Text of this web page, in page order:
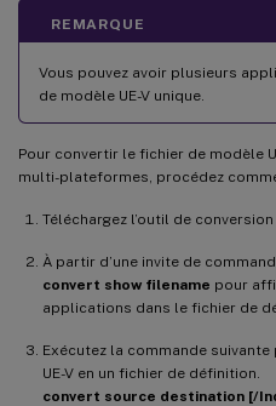
REMARQUE
Vous pouvez avoir plusieurs
de modèle UE-V unique.
Pour convertir le fichier de modèle
multi-plateformes, procédez
Téléchargez l’outil de conversion
À partir d’une invite de
convert show filename pour
applications dans le fichier de
Exécutez la commande
UE-V en un fichier de définition.
convert source destination [/